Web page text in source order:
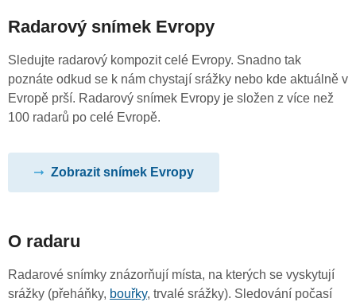
Radarový snímek Evropy
Sledujte radarový kompozit celé Evropy. Snadno tak
poznáte odkud se k nám chystají srážky nebo kde aktuálně v
Evropě prší. Radarový snímek Evropy je složen z více než
100 radarů po celé Evropě.
Zobrazit snímek Evropy
O radaru
Radarové snímky znázorňují místa, na kterých se vyskytují
srážky (přeháňky, bouřky, trvalé srážky). Sledování počasí